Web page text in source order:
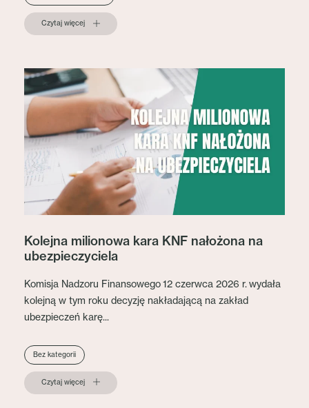
Czytaj więcej
Kolejna milionowa kara KNF nałożona na
ubezpieczyciela
Komisja Nadzoru Finansowego 12 czerwca 2026 r. wydała
kolejną w tym roku decyzję nakładającą na zakład
ubezpieczeń karę...
Bez kategorii
Czytaj więcej